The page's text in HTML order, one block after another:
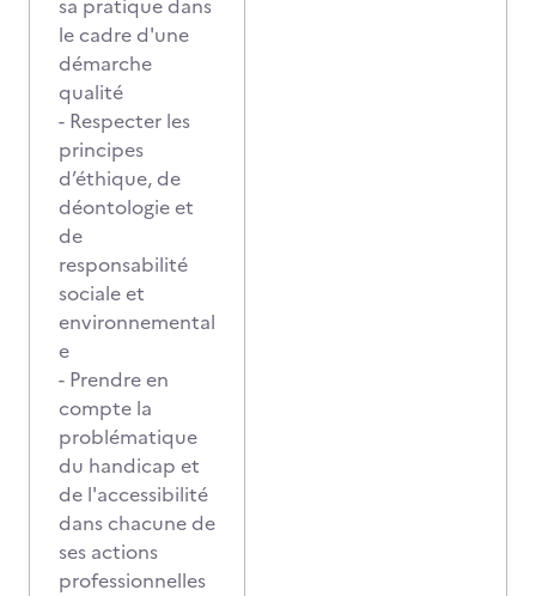
sa pratique dans
le cadre d'une
démarche
qualité
- Respecter les
principes
d’éthique, de
déontologie et
de
responsabilité
sociale et
environnemental
e
- Prendre en
compte la
problématique
du handicap et
de l'accessibilité
dans chacune de
ses actions
professionnelles